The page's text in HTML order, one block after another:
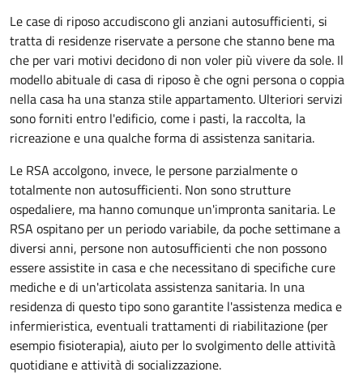
Le case di riposo accudiscono gli anziani autosufficienti, si
tratta di residenze riservate a persone che stanno bene ma
che per vari motivi decidono di non voler più vivere da sole. Il
modello abituale di casa di riposo è che ogni persona o coppia
nella casa ha una stanza stileappartamento. Ulteriori servizi
sono forniti entro l'edificio, come i pasti, la raccolta, la
ricreazione e una qualche forma di assistenza sanitaria.
Le RSA accolgono, invece, le persone parzialmente o
totalmente non autosufficienti. Non sono strutture
ospedaliere, ma hanno comunque un'impronta sanitaria. Le
RSA ospitano per un periodo variabile, da poche settimane a
diversi anni, persone non autosufficienti che non possono
essere assistite in casa e che necessitano di specifiche cure
mediche e di un'articolata assistenza sanitaria. In una
residenza di questo tipo sono garantite l'assistenza medica e
infermieristica, eventuali trattamenti di riabilitazione (per
esempio fisioterapia), aiuto per lo svolgimento delle attività
quotidiane e attività di socializzazione.